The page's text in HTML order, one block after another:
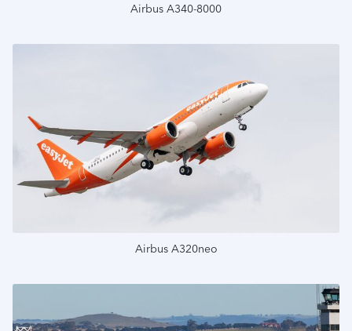
Airbus A340-8000
Подробнее
Airbus A320neo